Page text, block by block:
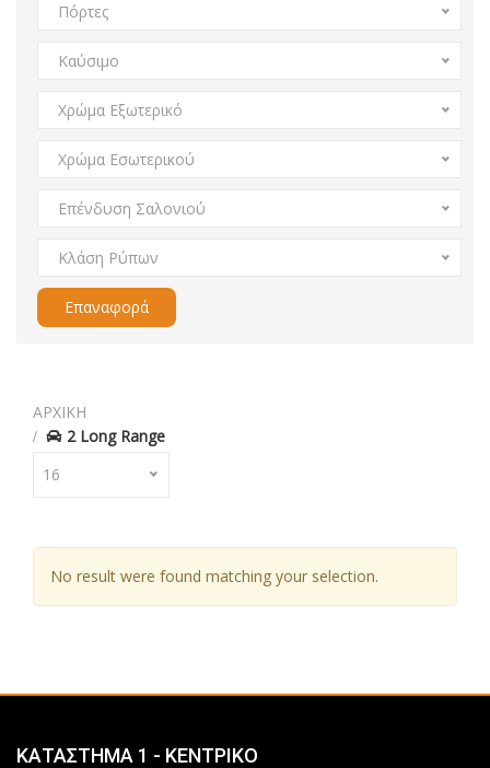
Πόρτες
Καύσιμο
Χρώμα Εξωτερικό
Χρώμα Εσωτερικού
Επένδυση Σαλονιού
Κλάση Ρύπων
Επαναφορά
ΑΡΧΙΚΗ
2 Long Range
16
No result were found matching your selection.
ΚΑΤΑΣΤΗΜΑ 1 - ΚΕΝΤΡΙΚΟ